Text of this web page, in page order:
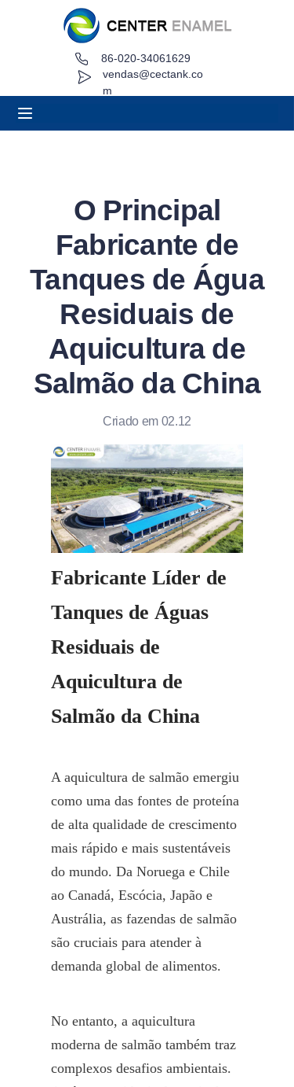
vendas@cectank.co
m
86-020-34061629
O Principal
Fabricante de
Tanques de Água
Residuais de
Aquicultura de
Salmão da China
Criado em 02.12
Fabricante Líder de
Tanques de Águas
Residuais de
Aquicultura de
Salmão da China
A aquicultura de salmão emergiu
como uma das fontes de proteína
de alta qualidade de crescimento
mais rápido e mais sustentáveis
do mundo. Da Noruega e Chile
ao Canadá, Escócia, Japão e
Austrália, as fazendas de salmão
são cruciais para atender à
demanda global de alimentos.
No entanto, a aquicultura
moderna de salmão também traz
complexos desafios ambientais.
Sobre
Solicitar orçamento
Notícias
Contato